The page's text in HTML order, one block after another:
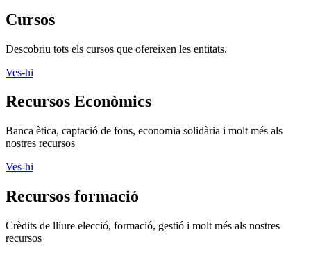
Cursos
Descobriu tots els cursos que ofereixen les entitats.
Ves-hi
Recursos Econòmics
Banca ètica, captació de fons, economia solidària i molt més als
nostres recursos
Ves-hi
Recursos formació
Crèdits de lliure elecció, formació, gestió i molt més als nostres
recursos